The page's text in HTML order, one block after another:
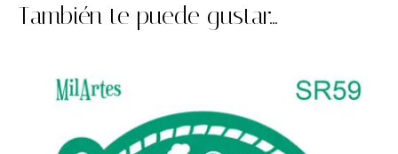
También te puede gustar...